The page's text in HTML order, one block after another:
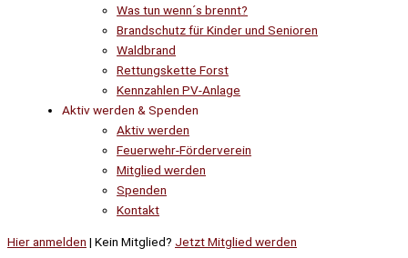
Was tun wenn´s brennt?
Brandschutz für Kinder und Senioren
Waldbrand
Rettungskette Forst
Kennzahlen PV-Anlage
Aktiv werden & Spenden
Aktiv werden
Feuerwehr-Förderverein
Mitglied werden
Spenden
Kontakt
Hier anmelden | Kein Mitglied? Jetzt Mitglied werden